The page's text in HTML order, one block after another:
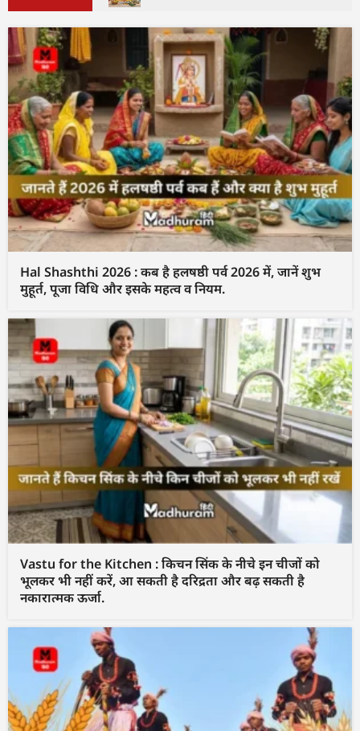
Hal Shashthi 2026 : कब है हलषष्ठी पर्व 2026 में, जानें शुभ
मुहूर्त, पूजा विधि और इसके महत्व व नियम.
Vastu for the Kitchen : किचन सिंक के नीचे इन चीजों को
भूलकर भी नहीं करें, आ सकती है दरिद्रता और बढ़ सकती है
नकारात्मक ऊर्जा.